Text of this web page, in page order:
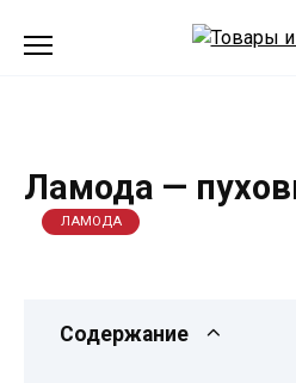
Ламода —
ЛАМОДА
Содержание